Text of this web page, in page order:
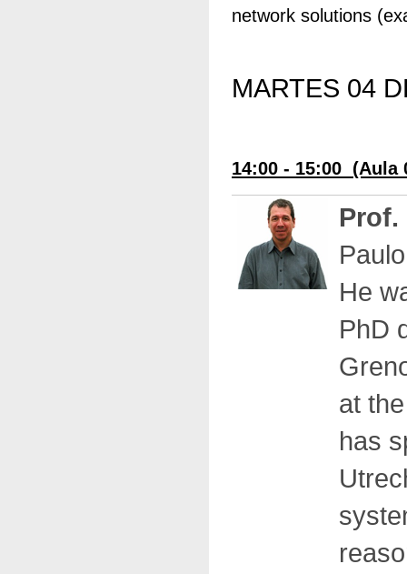
network solutions
MARTES 04
14:00 - 15:00 (Aula
Prof.
He
PhD
at
has